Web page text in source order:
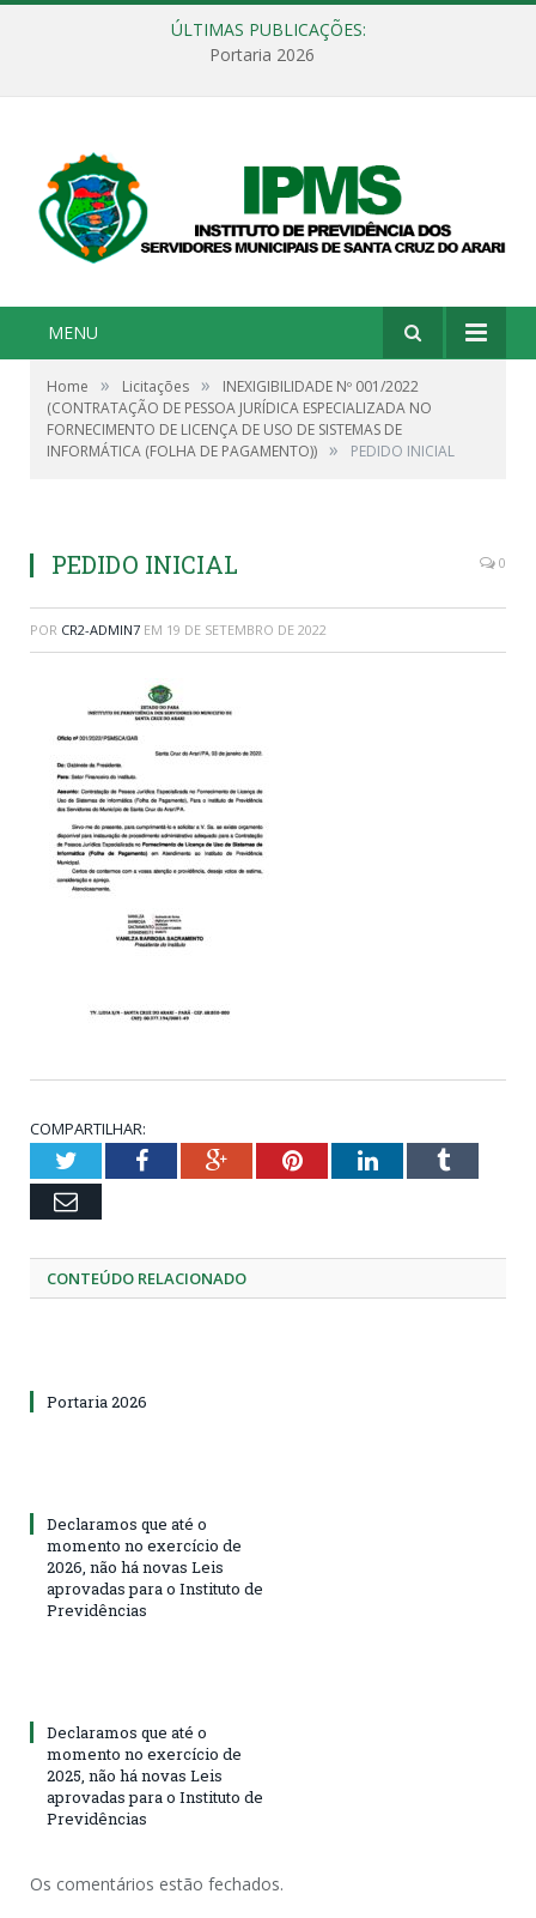
ÚLTIMAS PUBLICAÇÕES:
Portaria 2026
MENU
Home » Licitações »
INEXIGIBILIDADE Nº 001/2022
(CONTRATAÇÃO DE PESSOA JURÍDICA ESPECIALIZADA NO
FORNECIMENTO DE LICENÇA DE USO DE SISTEMAS DE
INFORMÁTICA (FOLHA DE PAGAMENTO)) » PEDIDO INICIAL
PEDIDO INICIAL 0
POR CR2-ADMIN7 EM 19 DE SETEMBRO DE 2022
COMPARTILHAR:
TwitterFacebookGoogle+PinterestLinkedInTumblr
Email
CONTEÚDO RELACIONADO
Portaria 2026
Declaramos que até o
momento no exercício de
2026, não há novas Leis
aprovadas para o Instituto de
Previdências
Declaramos que até o
momento no exercício de
2025, não há novas Leis
aprovadas para o Instituto de
Previdências
Os comentários estão fechados.